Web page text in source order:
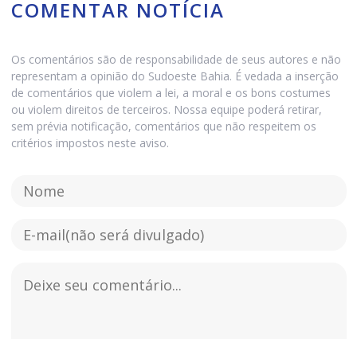
COMENTAR NOTÍCIA
Os comentários são de responsabilidade de seus autores e não
representam a opinião do Sudoeste Bahia. É vedada a inserção
de comentários que violem a lei, a moral e os bons costumes
ou violem direitos de terceiros. Nossa equipe poderá retirar,
sem prévia notificação, comentários que não respeitem os
critérios impostos neste aviso.